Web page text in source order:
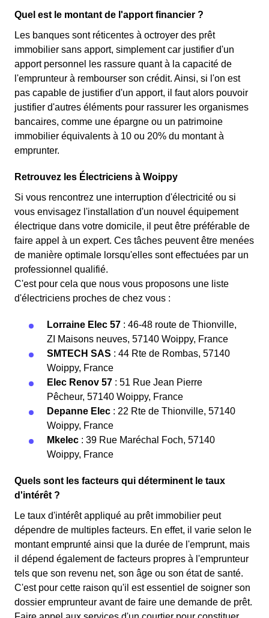
Quel est le montant de l'apport financier ?
Les banques sont réticentes à octroyer des prêt
immobilier sans apport, simplement car justifier d'un
apport personnel les rassure quant à la capacité de
l'emprunteur à rembourser son crédit. Ainsi, si l'on est
pas capable de justifier d'un apport, il faut alors pouvoir
justifier d'autres éléments pour rassurer les organismes
bancaires, comme une épargne ou un patrimoine
immobilier équivalents à 10 ou 20% du montant à
emprunter.
Retrouvez les Électriciens à Woippy
Si vous rencontrez une interruption d'électricité ou si
vous envisagez l'installation d'un nouvel équipement
électrique dans votre domicile, il peut être préférable de
faire appel à un expert. Ces tâches peuvent être menées
de manière optimale lorsqu'elles sont effectuées par un
professionnel qualifié.
C'est pour cela que nous vous proposons une liste
d'électriciens proches de chez vous :
Lorraine Elec 57 : 46-48 route de Thionville,
ZI Maisons neuves, 57140 Woippy, France
SMTECH SAS : 44 Rte de Rombas, 57140
Woippy, France
Elec Renov 57 : 51 Rue Jean Pierre
Pêcheur, 57140 Woippy, France
Depanne Elec : 22 Rte de Thionville, 57140
Woippy, France
Mkelec : 39 Rue Maréchal Foch, 57140
Woippy, France
Quels sont les facteurs qui déterminent le taux
d'intérêt ?
Le taux d'intérêt appliqué au prêt immobilier peut
dépendre de multiples facteurs. En effet, il varie selon le
montant emprunté ainsi que la durée de l'emprunt, mais
il dépend également de facteurs propres à l'emprunteur
tels que son revenu net, son âge ou son état de santé.
C'est pour cette raison qu'il est essentiel de soigner son
dossier emprunteur avant de faire une demande de prêt.